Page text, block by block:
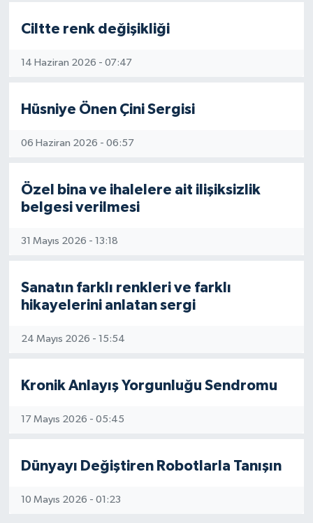
Ciltte renk değişikliği
14 Haziran 2026 - 07:47
Hüsniye Önen Çini Sergisi
06 Haziran 2026 - 06:57
Özel bina ve ihalelere ait ilişiksizlik
belgesi verilmesi
31 Mayıs 2026 - 13:18
Sanatın farklı renkleri ve farklı
hikayelerini anlatan sergi
24 Mayıs 2026 - 15:54
Kronik Anlayış Yorgunluğu Sendromu
17 Mayıs 2026 - 05:45
Dünyayı Değiştiren Robotlarla Tanışın
10 Mayıs 2026 - 01:23